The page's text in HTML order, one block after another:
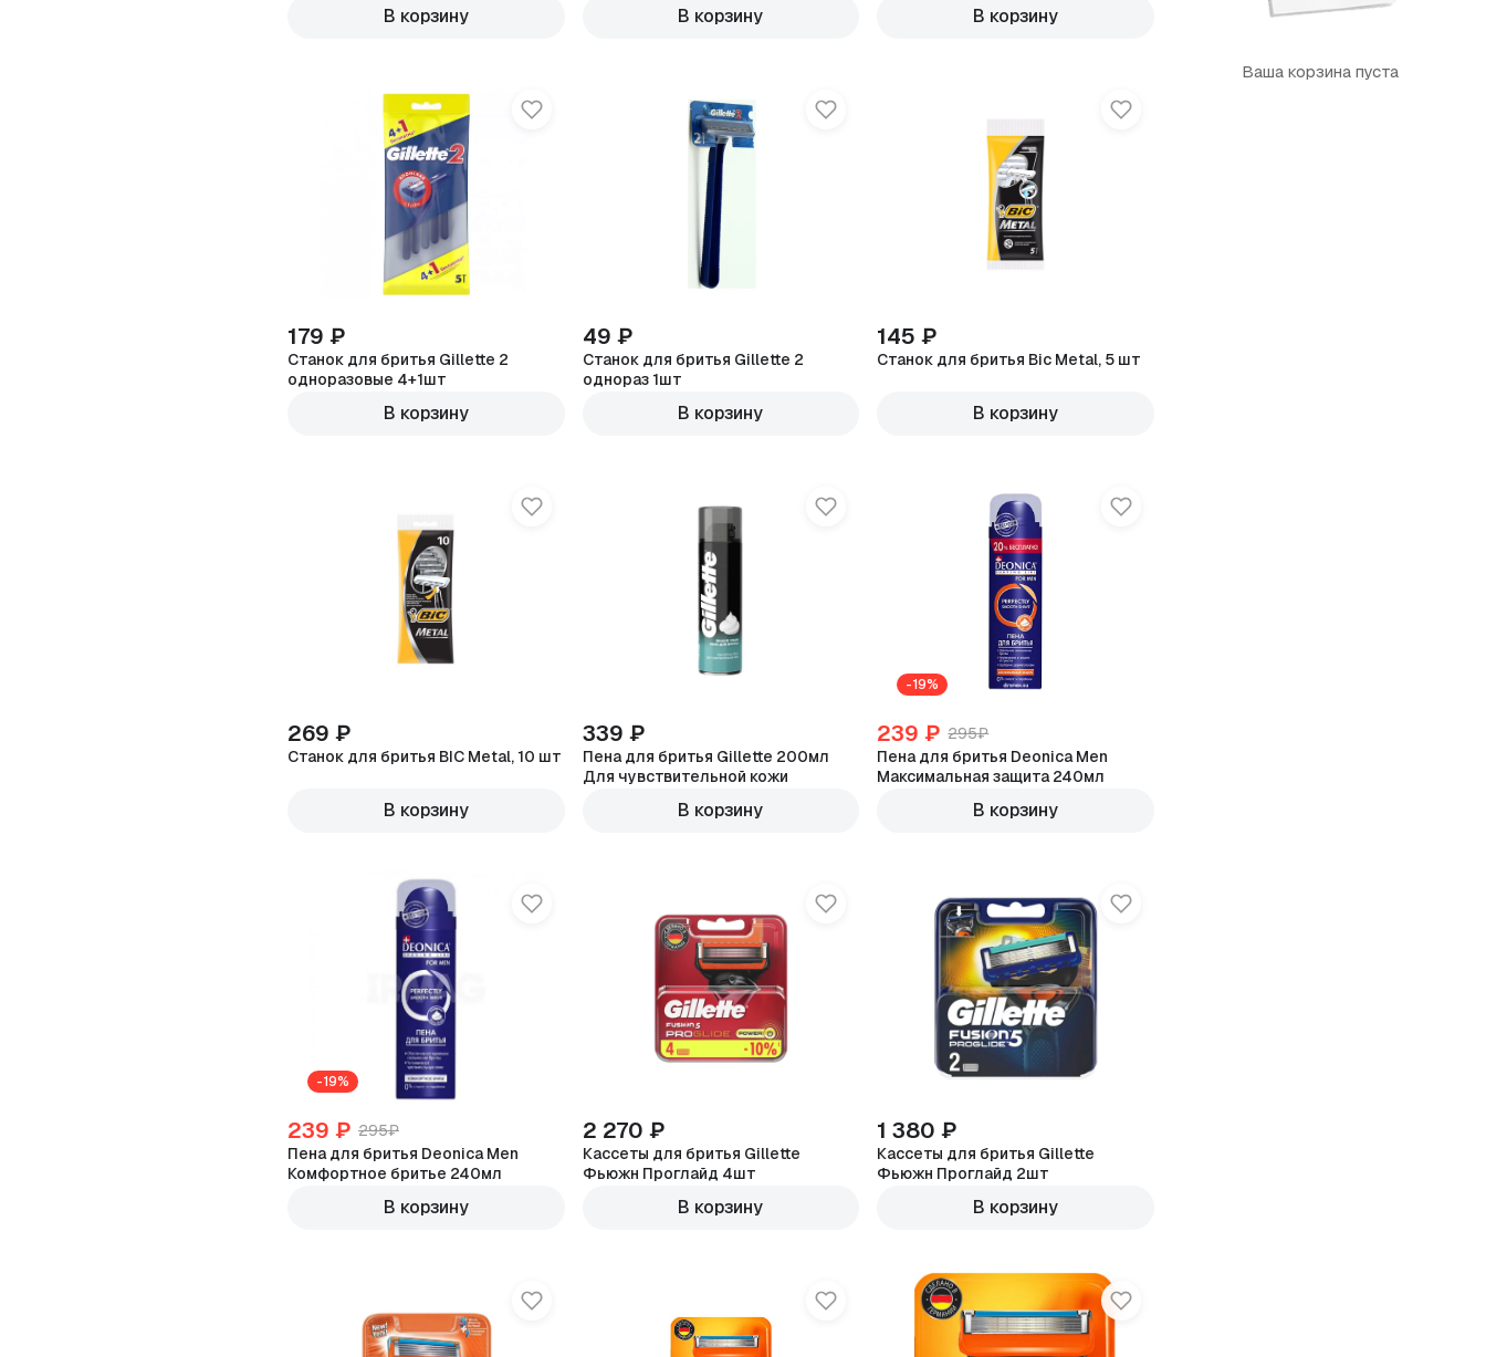
В корзину В корзину В корзину
179 ₽
Станок для бритья Gillette 2
одноразовые 4+1шт
В корзину
49 ₽
Станок для бритья Gillette 2
однораз 1шт
В корзину
145 ₽
Станок для бритья Bic Metal, 5 шт
В корзину
269 ₽
Станок для бритья BIC Metal, 10 шт
В корзину
339 ₽
Пена для бритья Gillette 200мл
Для чувствительной кожи
В корзину
-19%
239 ₽ 295₽
Пена для бритья Deonica Men
Максимальная защита 240мл
В корзину
-19%
239 ₽ 295₽
Пена для бритья Deonica Men
Комфортное бритье 240мл
В корзину
2 270 ₽
Кассеты для бритья Gillette
Фьюжн Проглайд 4шт
В корзину
1 380 ₽
Кассеты для бритья Gillette
Фьюжн Проглайд 2шт
В корзину
Ваша корзина пуста